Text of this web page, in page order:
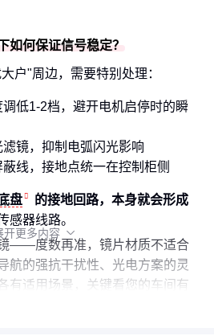
如何保证信号稳定？
户"周边，需要特别处理：
低1-2档，避开电机启停时的瞬
镜，抑制电弧闪光影响
线，接地点统一在控制柜侧
盘
的接地回路，本身就会形成
感器线路。
——度数再准，镜片材质不适合
航的强抗干扰性、光电方案的灵
有适用场景，关键看您的车间有
开更多内容 